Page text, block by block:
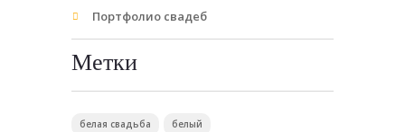
Портфолио свадеб
Метки
белая свадьба белый